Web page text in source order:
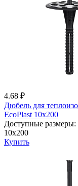
4.68 ₽
Дюбель для
EcoPlast 10x200
Доступные размеры:
10x200
Купить